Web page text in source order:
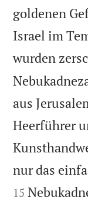
goldenen
Israel im
wurden
aus
Heerführer
nur das
15